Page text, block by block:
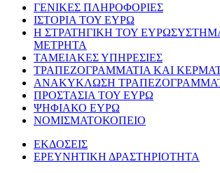
ΓΕΝΙΚΕΣ ΠΛΗΡΟΦΟΡΙΕΣ
ΙΣΤΟΡΙΑ ΤΟΥ ΕΥΡΩ
Η ΣΤΡΑΤΗΓΙΚΗ ΤΟΥ
ΜΕΤΡΗΤΑ
ΤΑΜΕΙΑΚΕΣ ΥΠΗΡΕΣΙΕΣ
ΤΡΑΠΕΖΟΓΡΑΜΜΑΤΙΑ ΚΑΙ
ΑΝΑΚΥΚΛΩΣΗ
ΠΡΟΣΤΑΣΙΑ ΤΟΥ ΕΥΡΩ
ΨΗΦΙΑΚΟ ΕΥΡΩ
ΝΟΜΙΣΜΑΤΟΚΟΠΕΙΟ
ΕΚΔΟΣΕΙΣ
ΕΡΕΥΝΗΤΙΚΗ ΔΡΑΣΤΗΡΙΟΤΗΤΑ